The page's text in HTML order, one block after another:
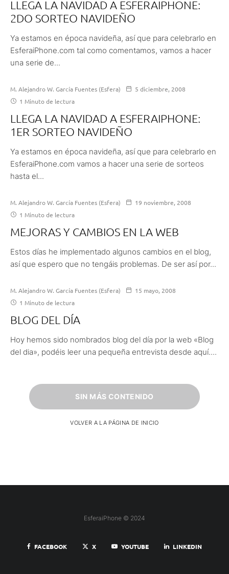
LLEGA LA NAVIDAD A ESFERAIPHONE:
2DO SORTEO NAVIDEÑO
Ya estamos en época navideña, así que para celebrarlo en
EsferaiPhone.com tal como comentamos, vamos a hacer
una serie de...
M. Alejandro W. García Fuentes (Esfera)
5 diciembre, 2008
1 Minuto de lectura
LLEGA LA NAVIDAD A ESFERAIPHONE:
1ER SORTEO NAVIDEÑO
Ya estamos en época navideña, así que para celebrarlo en
EsferaiPhone.com vamos a hacer una serie de sorteos
hasta el...
M. Alejandro W. García Fuentes (Esfera)
19 noviembre, 2008
1 Minuto de lectura
MEJORAS Y CAMBIOS EN LA WEB
Estos días he implementado algunos cambios en el blog,
así que espero que no tengáis problemas. De ser así por...
M. Alejandro W. García Fuentes (Esfera)
15 mayo, 2008
1 Minuto de lectura
BLOG DEL DÍA
Hoy hemos sido nombrados blog del día por la web «Blog
del dia», podéis leer una pequeña entrevista desde aquí....
SIN MÁS CONTENIDO
VOLVER A LA PÁGINA DE INICIO
EsferaiPhone © 2024
FACEBOOK X YOUTUBE LINKEDIN